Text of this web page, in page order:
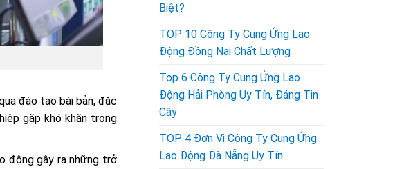
đào tạo bài bản, đặc
gặp khó khăn trong
động gây ra những trở
Biệt?
TOP 10 Công Ty Cung Ứng Lao
Động Đồng Nai Chất Lượng
Top 6 Công Ty Cung Ứng Lao
Động Hải Phòng Uy Tín, Đáng Tin
Cậy
TOP 4 Đơn Vị Công Ty Cung Ứng
Lao Động Đà Nẵng Uy Tín